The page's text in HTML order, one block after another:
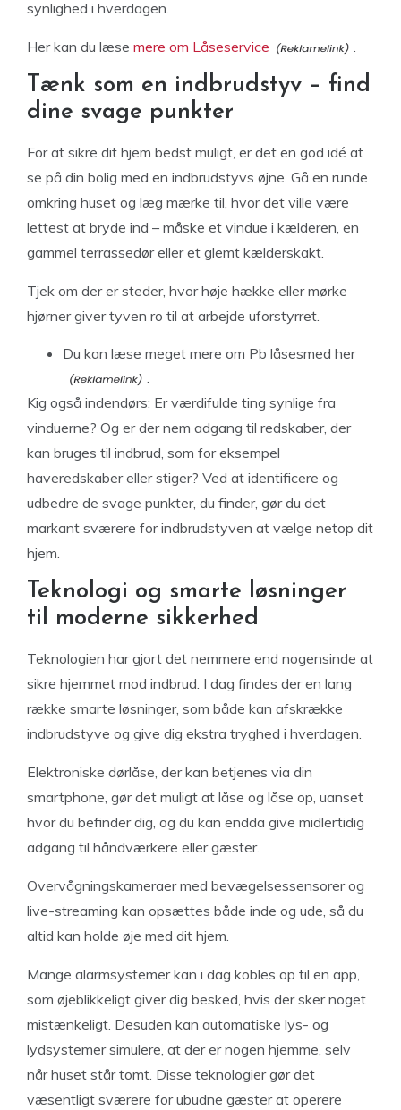
synlighed i hverdagen.
Her kan du læse mere om Låseservice .
Tænk som en indbrudstyv – find
dine svage punkter
For at sikre dit hjem bedst muligt, er det en god idé at
se på din bolig med en indbrudstyvs øjne. Gå en runde
omkring huset og læg mærke til, hvor det ville være
lettest at bryde ind – måske et vindue i kælderen, en
gammel terrassedør eller et glemt kælderskakt.
Tjek om der er steder, hvor høje hække eller mørke
hjørner giver tyven ro til at arbejde uforstyrret.
Du kan læse meget mere om Pb låsesmed her
.
Kig også indendørs: Er værdifulde ting synlige fra
vinduerne? Og er der nem adgang til redskaber, der
kan bruges til indbrud, som for eksempel
haveredskaber eller stiger? Ved at identificere og
udbedre de svage punkter, du finder, gør du det
markant sværere for indbrudstyven at vælge netop dit
hjem.
Teknologi og smarte løsninger
til moderne sikkerhed
Teknologien har gjort det nemmere end nogensinde at
sikre hjemmet mod indbrud. I dag findes der en lang
række smarte løsninger, som både kan afskrække
indbrudstyve og give dig ekstra tryghed i hverdagen.
Elektroniske dørlåse, der kan betjenes via din
smartphone, gør det muligt at låse og låse op, uanset
hvor du befinder dig, og du kan endda give midlertidig
adgang til håndværkere eller gæster.
Overvågningskameraer med bevægelsessensorer og
live-streaming kan opsættes både inde og ude, så du
altid kan holde øje med dit hjem.
Mange alarmsystemer kan i dag kobles op til en app,
som øjeblikkeligt giver dig besked, hvis der sker noget
mistænkeligt. Desuden kan automatiske lys- og
lydsystemer simulere, at der er nogen hjemme, selv
når huset står tomt. Disse teknologier gør det
væsentligt sværere for ubudne gæster at operere